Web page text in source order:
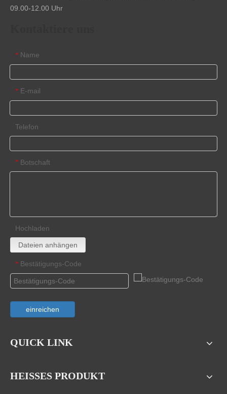
09.00-12.00 Uhr
* Name
* E-mail
Telefon
* Botschaft
Hochladen
Dateien anhängen
* Bestätigungs-Code
einreichen
QUICK LINK
HEISSES PRODUKT